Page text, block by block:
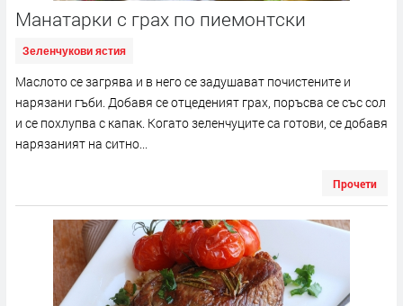
Манатарки с грах по пиемонтски
Зеленчукови ястия
Маслото се загрява и в него се задушават почистените и
нарязани гъби. Добавя се отцеденият грах, поръсва се със сол
и се похлупва с капак. Когато зеленчуците са готови, се добавя
нарязаният на ситно...
Прочети